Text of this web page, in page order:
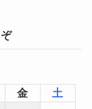
金 土